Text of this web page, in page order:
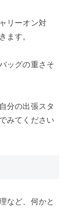
リーオン対
ます。
ッグの重さそ
分の出張スタ
みてください
など、何かと